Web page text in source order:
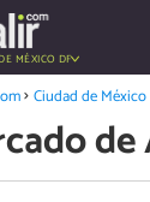
MÉXICO DF
Ciudad de México